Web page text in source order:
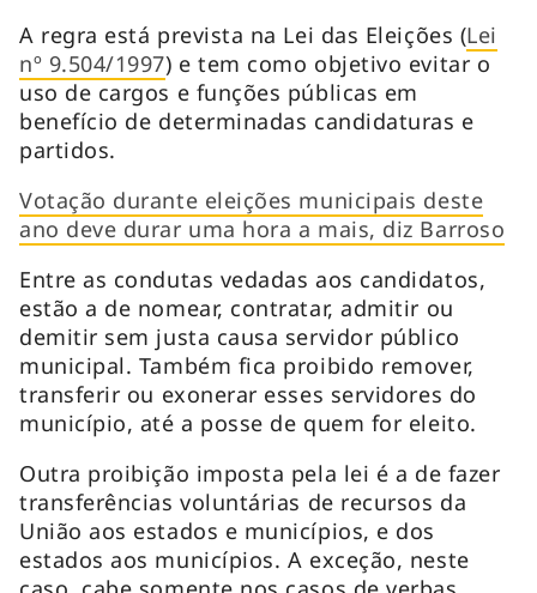
A regra está prevista na Lei das Eleições (Lei
nº 9.504/1997) e tem como objetivo evitar o
uso de cargos e funções públicas em
benefício de determinadas candidaturas e
partidos.
Votação durante eleições municipais deste
ano deve durar uma hora a mais, diz Barroso
Entre as condutas vedadas aos candidatos,
estão a de nomear, contratar, admitir ou
demitir sem justa causa servidor público
municipal. Também fica proibido remover,
transferir ou exonerar esses servidores do
município, até a posse de quem for eleito.
Outra proibição imposta pela lei é a de fazer
transferências voluntárias de recursos da
União aos estados e municípios, e dos
estados aos municípios. A exceção, neste